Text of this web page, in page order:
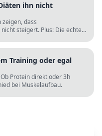
ihn nicht
dass
steigert. Plus: Die echten
Training oder egal
Protein direkt oder 3h
bei Muskelaufbau.